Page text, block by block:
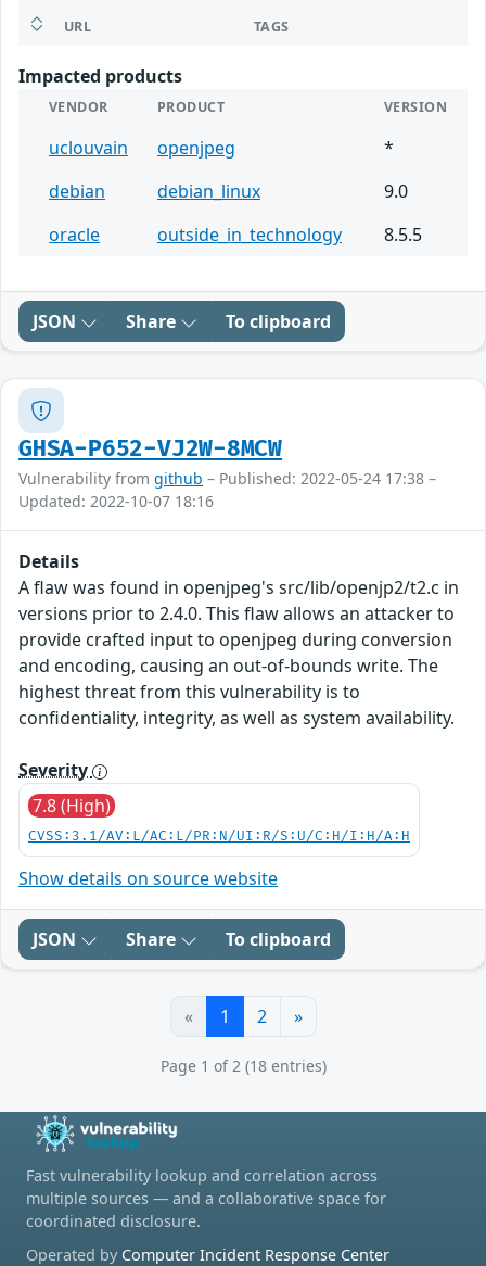
URL TAGS
Impacted products
VENDOR PRODUCT VERSION
uclouvain openjpeg
*
debian
debian_linux
9.0
oracle
outside_in_technology 8.5.5
JSON Share To clipboard
GHSA-P652-VJ2W-8MCW
Vulnerability from github – Published: 2022-05-24 17:38 –
Updated: 2022-10-07 18:16
Details
A flaw was found in openjpeg's src/lib/openjp2/t2.c in
versions prior to 2.4.0. This flaw allows an attacker to
provide crafted input to openjpeg during conversion
and encoding, causing an out-of-bounds write. The
highest threat from this vulnerability is to
confidentiality, integrity, as well as system availability.
Severity
7.8 (High)
CVSS:3.1/AV:L/AC:L/PR:N/UI:R/S:U/C:H/I:H/A:H
Show details on source website
JSON Share To clipboard
« 1 2 »
Page 1 of 2 (18 entries)
Fast vulnerability lookup and correlation across
multiple sources — and a collaborative space for
coordinated disclosure.
Operated by Computer Incident Response Center